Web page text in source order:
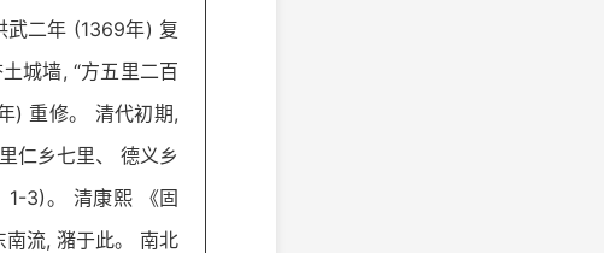
武二年 (1369年) 复
城墙, “方五里二百
) 重修。 清代初期,
仁乡七里、 德义乡
1-3)。 清康熙 《固
南流, 潴于此。 南北